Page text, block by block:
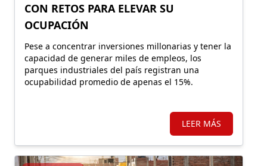
CON RETOS PARA ELEVAR SU
OCUPACIÓN
Pese a concentrar inversiones millonarias y tener la
capacidad de generar miles de empleos, los
parques industriales del país registran una
ocupabilidad promedio de apenas el 15%.
LEER MÁS